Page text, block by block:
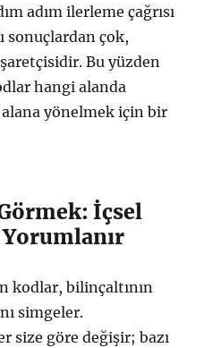
adım ilerleme çağrısı
sonuçlardan çok,
Bu yüzden
hangi alanda
yönelmek için bir
İçsel
Yorumlanır
kodlar, bilinçaltının
simgeler.
size göre değişir; bazı